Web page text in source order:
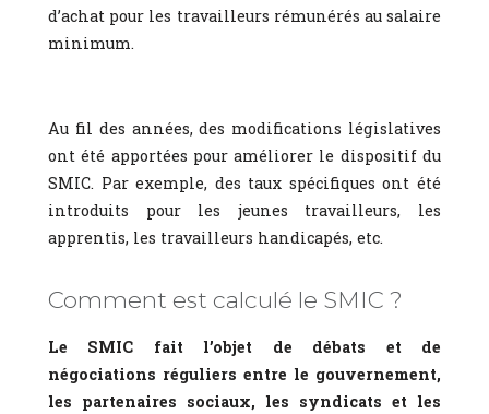
d’achat pour les travailleurs rémunérés au salaire
minimum.
Au fil des années, des modifications législatives
ont été apportées pour améliorer le dispositif du
SMIC. Par exemple, des taux spécifiques ont été
introduits pour les jeunes travailleurs, les
apprentis, les travailleurs handicapés, etc.
Comment est calculé le SMIC ?
Le SMIC fait l’objet de débats et de
négociations réguliers entre le gouvernement,
les partenaires sociaux, les syndicats et les